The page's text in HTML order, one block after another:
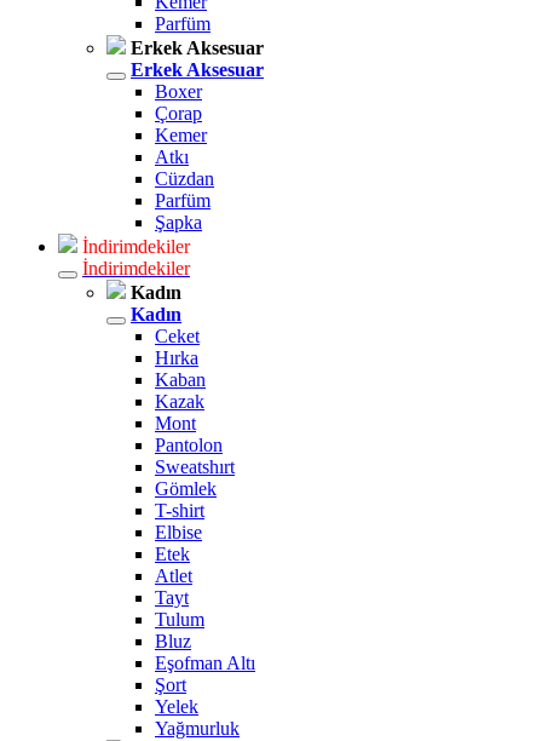
Parfüm
Erkek Aksesuar
Erkek Aksesuar
Boxer
Çorap
Kemer
Atkı
Cüzdan
Parfüm
Şapka
İndirimdekiler
İndirimdekiler
Kadın
Kadın
Ceket
Hırka
Kaban
Kazak
Mont
Pantolon
Sweatshırt
Gömlek
T-shirt
Elbise
Etek
Atlet
Tayt
Tulum
Bluz
Eşofman Altı
Şort
Yelek
Yağmurluk